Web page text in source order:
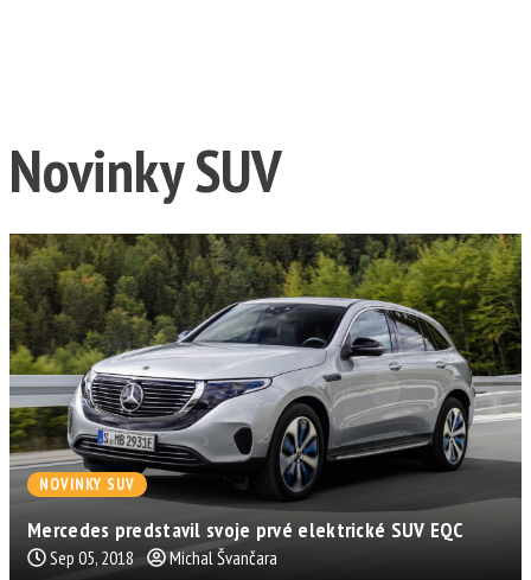
Novinky SUV
NOVINKY SUV
Mercedes predstavil svoje prvé elektrické SUV EQC
Sep 05, 2018 Michal Švančara